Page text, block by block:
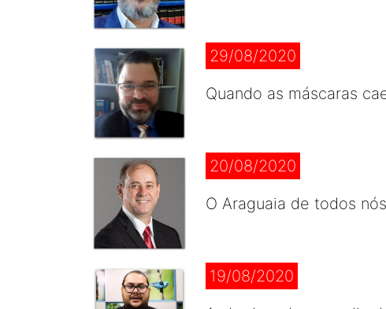
29/08/2020
Quando as máscaras
20/08/2020
O Araguaia de todos nós
19/08/2020